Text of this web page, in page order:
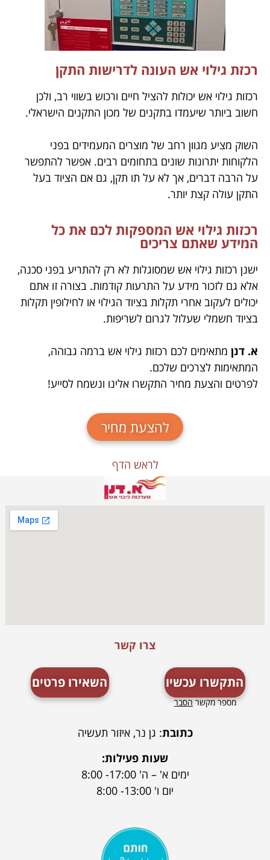
רכזת גילוי אש העונה לדרישות התקן
רכזות גילוי אש יכולות להציל חיים ורכוש בשווי רב, ולכן
חשוב ביותר שיעמדו בתקנים של מכון התקנים הישראלי.
השוק מציע מגוון רחב של מוצרים המעמידים בפני
הלקוחות יתרונות שונים בתחומים רבים. אפשר להתפשר
על הרבה דברים, אך לא על תו תקן, גם אם הציוד בעל
התקן עולה קצת יותר.
רכזות גילוי אש המספקות לכם את כל
המידע שאתם צריכים
ישנן רכזות גילוי אש שמסוגלות לא רק להתריע בפני סכנה,
אלא גם לזכור מידע על התרעות קודמות. בצורה זו אתם
יכולים לעקוב אחרי תקלות בציוד הגילוי או לחילופין תקלות
בציוד חשמלי שעלול לגרום לשריפות.
א. דנן מתאימים לכם רכזות גילוי אש ברמה גבוהה,
המתאימות לצרכים שלכם.
לפרטים והצעת מחיר התקשרו אלינו ונשמח לסייע!
להצעת מחיר
לראש הדף
צרו קשר
התקשרו עכשיו
מספר מקשרהסבר
השאירו פרטים
כתובת: גן נר, איזור תעשיה
שעות פעילות:
ימים א' – ה' 17:00- 8:00
יום ו' 13:00- 8:00